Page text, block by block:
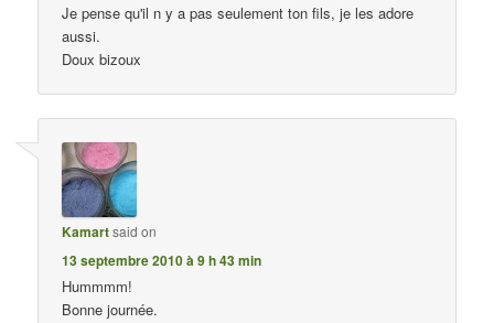
Je pense qu'il n y a pas seulement ton fils, je les adore
aussi.
Doux bizoux
Kamartsaid on
13 septembre 2010 à 9 h 43 min
Hummmm!
Bonne journée.